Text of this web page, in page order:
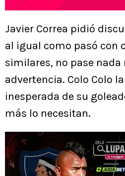
Javier Correa pidió
al igual como pasó con
similares, no pase nada
advertencia. Colo Colo
inesperada de su
más lo necesitan.